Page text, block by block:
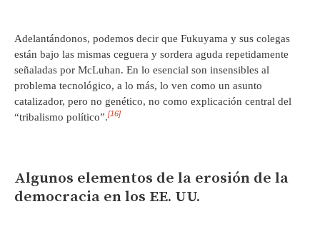
Adelantándonos, podemos decir que Fukuyama y sus colegas
están bajo las mismas ceguera y sordera aguda repetidamente
señaladas por McLuhan. En lo esencial son insensibles al
problema tecnológico, a lo más, lo ven como un asunto
catalizador, pero no genético, no como explicación central del
“tribalismo político”.[16]
Algunos elementos de la erosión de la
democracia en los EE. UU.